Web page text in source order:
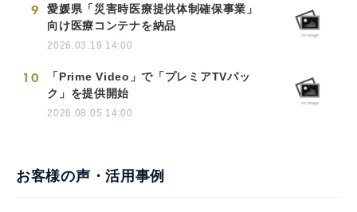
9
愛媛県「災害時医療提供体制確保事業」
向け医療コンテナを納品
2026.03.19 14:00
10
「Prime Video」で「プレミアTVパッ
ク」を提供開始
2026.08.05 14:00
お客様の声・活用事例